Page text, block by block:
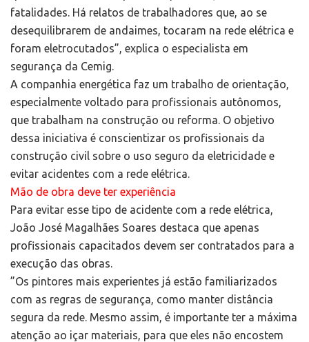
fatalidades. Há relatos de trabalhadores que, ao se
desequilibrarem de andaimes, tocaram na rede elétrica e
foram eletrocutados”, explica o especialista em
segurança da Cemig.
A companhia energética faz um trabalho de orientação,
especialmente voltado para profissionais autônomos,
que trabalham na construção ou reforma. O objetivo
dessa iniciativa é conscientizar os profissionais da
construção civil sobre o uso seguro da eletricidade e
evitar acidentes com a rede elétrica.
Mão de obra deve ter experiência
Para evitar esse tipo de acidente com a rede elétrica,
João José Magalhães Soares destaca que apenas
profissionais capacitados devem ser contratados para a
execução das obras.
”Os pintores mais experientes já estão familiarizados
com as regras de segurança, como manter distância
segura da rede. Mesmo assim, é importante ter a máxima
atenção ao içar materiais, para que eles não encostem